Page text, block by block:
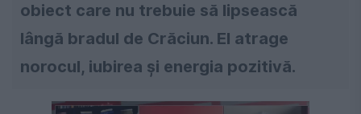
obiect care nu trebuie să lipsească
lângă bradul de Crăciun. El atrage
norocul, iubirea și energia pozitivă.